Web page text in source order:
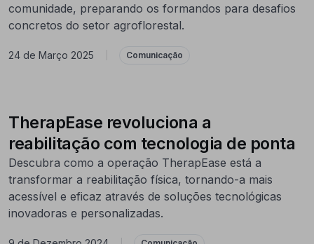
comunidade, preparando os formandos para desafios
concretos do setor agroflorestal.
24 de Março 2025 Comunicação
TherapEase revoluciona a
reabilitação com tecnologia de ponta
Descubra como a operação TherapEase está a
transformar a reabilitação física, tornando-a mais
acessível e eficaz através de soluções tecnológicas
inovadoras e personalizadas.